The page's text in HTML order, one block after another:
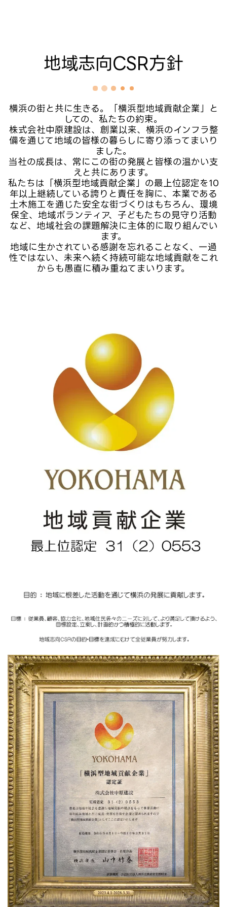
地域志向CSR方針
横浜の街と共に生きる。「横浜型地域貢献企業」と
しての、私たちの約束。
株式会社中原建設は、創業以来、横浜のインフラ整
備を通じて地域の皆様の暮らしに寄り添ってまいり
ました。
当社の成長は、常にこの街の発展と皆様の温かい支
えと共にあります。
私たちは「横浜型地域貢献企業」の最上位認定を10
年以上継続している誇りと責任を胸に、本業である
土木施工を通じた安全な街づくりはもちろん、環境
保全、地域ボランティア、子どもたちの見守り活動
など、地域社会の課題解決に主体的に取り組んでい
ます。
地域に生かされている感謝を忘れることなく、一過
性ではない、未来へ続く持続可能な地域貢献をこれ
からも愚直に積み重ねてまいります。